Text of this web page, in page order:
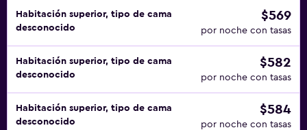
Habitación superior, tipo de cama
desconocido
$569
por noche con tasas
Habitación superior, tipo de cama
desconocido
$582
por noche con tasas
Habitación superior, tipo de cama
desconocido
$584
por noche con tasas